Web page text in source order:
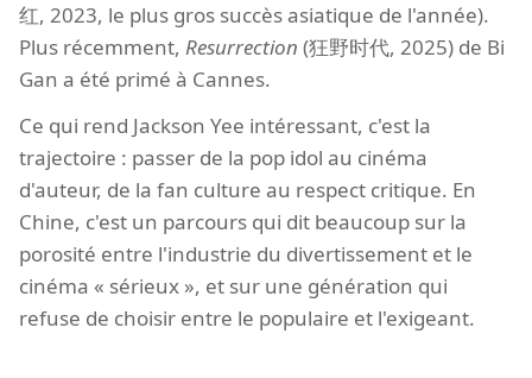
红, 2023, le plus gros succès asiatique de l'année).
Plus récemment, Resurrection (狂野时代, 2025) de Bi
Gan a été primé à Cannes.
Ce qui rend Jackson Yee intéressant, c'est la
trajectoire : passer de la pop idol au cinéma
d'auteur, de la fan culture au respect critique. En
Chine, c'est un parcours qui dit beaucoup sur la
porosité entre l'industrie du divertissement et le
cinéma « sérieux », et sur une génération qui
refuse de choisir entre le populaire et l'exigeant.